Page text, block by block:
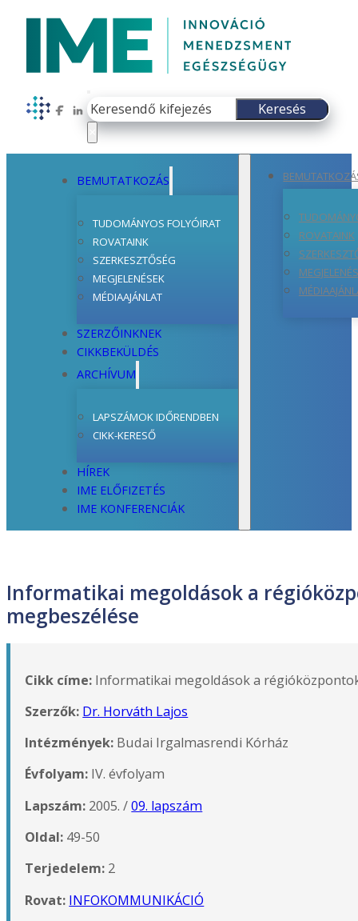
Follow us on Facebook
Follow us on LinkedIn
Keresés
Keresés
BEMUTATKOZÁS
TUDOMÁNYOS FOLYÓIRAT
ROVATAINK
SZERKESZTŐSÉG
MEGJELENÉSEK
MÉDIAAJÁNLAT
SZERZŐINKNEK
CIKKBEKÜLDÉS
ARCHÍVUM
LAPSZÁMOK IDŐRENDBEN
CIKK-KERESŐ
HÍREK
IME ELŐFIZETÉS
IME KONFERENCIÁK
ROVATAINK
Informatikai megoldások a
megbeszélése
Cikk címe: Informatikai megoldások a
Szerzők: Dr. Horváth Lajos
Intézmények: Budai Irgalmasrendi Kórház
Évfolyam: IV. évfolyam
Lapszám: 2005. /09. lapszám
Oldal: 49-50
Terjedelem: 2
Rovat: INFOKOMMUNIKÁCIÓ